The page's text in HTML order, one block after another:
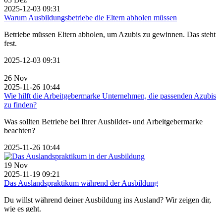
2025-12-03 09:31
Warum Ausbildungsbetriebe die Eltern abholen müssen
Betriebe müssen Eltern abholen, um Azubis zu gewinnen. Das steht
fest.
2025-12-03 09:31
26 Nov
2025-11-26 10:44
Wie hilft die Arbeitgebermarke Unternehmen, die passenden Azubis
zu finden?
Was sollten Betriebe bei Ihrer Ausbilder- und Arbeitgebermarke
beachten?
2025-11-26 10:44
19 Nov
2025-11-19 09:21
Das Auslandspraktikum während der Ausbildung
Du willst während deiner Ausbildung ins Ausland? Wir zeigen dir,
wie es geht.